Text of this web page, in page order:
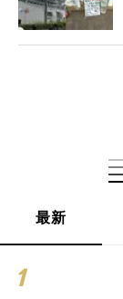
最新